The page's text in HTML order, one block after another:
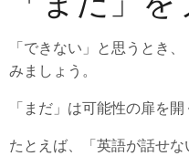
「できない」と思うとき
みましょう。
「まだ」は可能性の扉を開
たとえば、「英語が話せ